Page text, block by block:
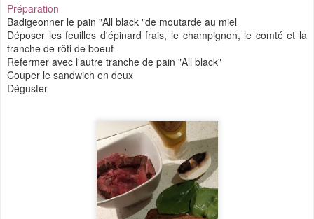
Préparation
Badigeonner le pain "All black "de moutarde au miel
Déposer les feuilles d'épinard frais, le champignon, le comté et la
tranche de rôti de boeuf
Refermer avec l'autre tranche de pain "All black"
Couper le sandwich en deux
Déguster